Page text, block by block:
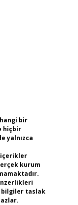
bir
hiçbir
yalnızca
içerikler
kurum
bilgiler taslak